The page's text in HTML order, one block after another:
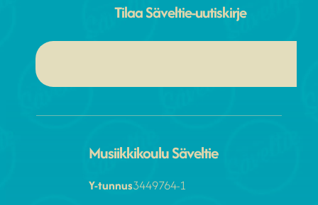
Tilaa Säveltie-uutiskirje
Musiikkikoulu Säveltie
Y-tunnus3449764-1